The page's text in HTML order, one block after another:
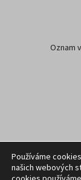
Oznam
Nastavenie
Používáme
našich webových